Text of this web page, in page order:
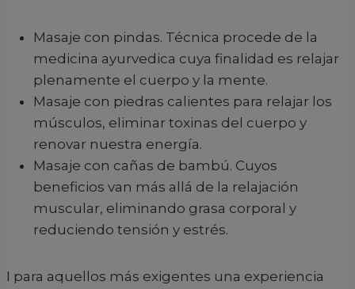
Masaje con pindas. Técnica procede de la
medicina ayurvedica cuya finalidad es relajar
plenamente el cuerpo y la mente.
Masaje con piedras calientes para relajar los
músculos, eliminar toxinas del cuerpo y
renovar nuestra energía.
Masaje con cañas de bambú. Cuyos
beneficios van más allá de la relajación
muscular, eliminando grasa corporal y
reduciendo tensión y estrés.
I para aquellos más exigentes una experiencia